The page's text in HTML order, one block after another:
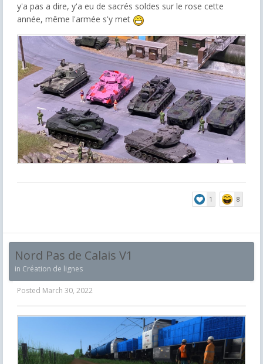
y'a pas a dire, y'a eu de sacrés soldes sur le rose cette
année, même l'armée s'y met
1 8
Nord Pas de Calais V1
in Création de lignes
Posted March 30, 2022